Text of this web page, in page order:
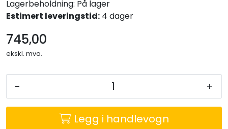
Lagerbeholdning: På lager
Estimert leveringstid: 4 dager
745,00
ekskl. mva.
- +
Legg i handlevogn
BARNEHAGE OG SKOLE
Idrettslag
KJØPESENTER